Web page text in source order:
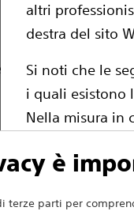
altri
destra del sito
Si noti che le
i quali esistono
Nella misura in
all'uso da
per
è
terze parti per